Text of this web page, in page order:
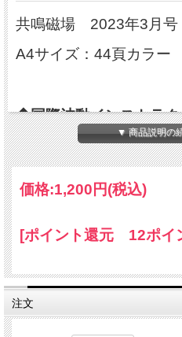
共鳴磁場 2023年3月号
A4サイズ：44頁カラー
◆国際波動インストラ
◆スペシャルトーク
／ニューロコードリサ
◆スペシャル対談
▼ 商品説明の
価格:1,200円(税込)
[ポイント還元 12ポイ
注文